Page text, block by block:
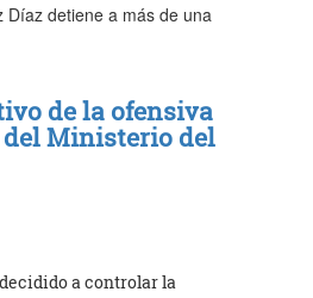
Díaz detiene a más de una
de la ofensiva
Ministerio del
a controlar la